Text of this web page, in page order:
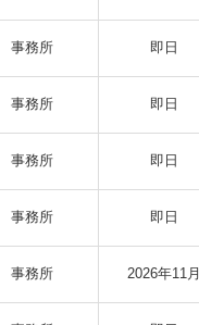
事務所 即日
事務所 即日
事務所 即日
事務所 即日
事務所 2026年11月